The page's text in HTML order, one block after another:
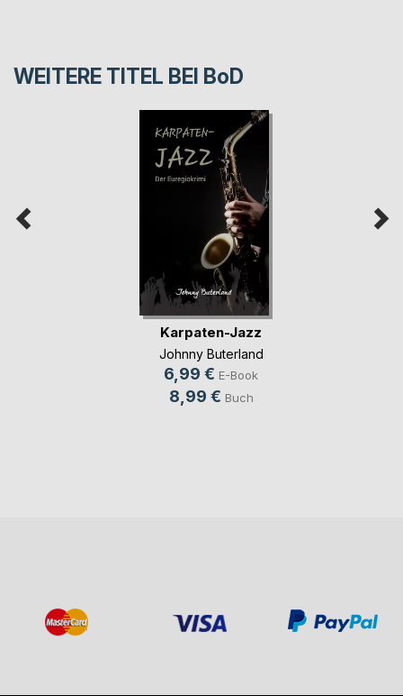
WEITERE TITEL BEI BoD
Karpaten-Jazz
Johnny Buterland
6,99 € E-Book
8,99 € Buch